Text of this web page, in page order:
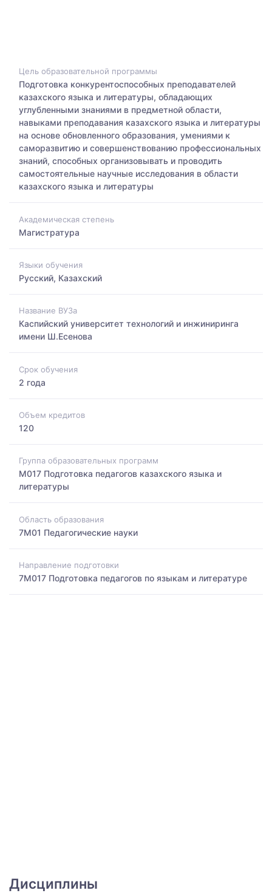
Цель образовательной программы
Подготовка конкурентоспособных преподавателей
казахского языка и литературы, обладающих
углубленными знаниями в предметной области,
навыками преподавания казахского языка и литературы
на основе обновленного образования, умениями к
саморазвитию и совершенствованию профессиональных
знаний, способных организовывать и проводить
самостоятельные научные исследования в области
казахского языка и литературы
Академическая степень
Магистратура
Языки обучения
Русский, Казахский
Название ВУЗа
Каспийский университет технологий и инжиниринга
имени Ш.Есенова
Срок обучения
2 года
Объем кредитов
120
Группа образовательных программ
M017 Подготовка педагогов казахского языка и
литературы
Область образования
7M01 Педагогические науки
Направление подготовки
7M017 Подготовка педагогов по языкам и литературе
Дисциплины